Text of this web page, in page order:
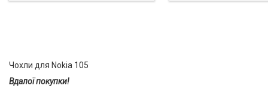
Чохли для Nokia 105
Вдалої покупки!